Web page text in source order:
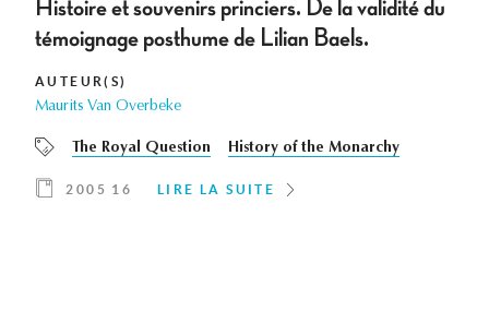
Histoire et souvenirs princiers. De la validité du
témoignage posthume de Lilian Baels.
AUTEUR(S)
Maurits Van Overbeke
The Royal Question History of the Monarchy
2005 16 LIRE LA SUITE